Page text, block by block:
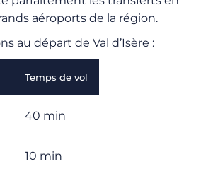
aéroports de la région.
au départ de Val d’Isère :
Temps de vol
40 min
10 min